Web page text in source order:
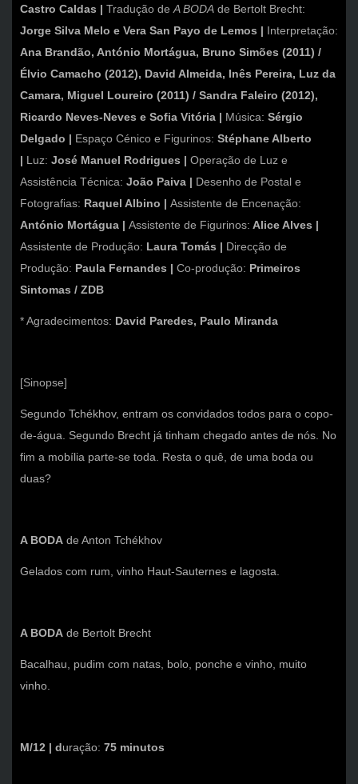
Castro Caldas | Tradução de A BODAde Bertolt Brecht:
Jorge Silva Melo e Vera San Payo de Lemos | Interpretação:
Ana Brandão, António Mortágua, Bruno Simões (2011) /
Élvio Camacho (2012), David Almeida, Inês Pereira, Luz da
Camara, Miguel Loureiro (2011) / Sandra Faleiro (2012),
Ricardo Neves-Neves e Sofia Vitória | Música: Sérgio
Delgado | Espaço Cénico e Figurinos: Stéphane Alberto
| Luz: José Manuel Rodrigues | Operação de Luz e
Assistência Técnica: João Paiva | Desenho de Postal e
Fotografias: Raquel Albino | Assistente de Encenação:
António Mortágua | Assistente de Figurinos: Alice Alves |
Assistente de Produção: Laura Tomás | Direcção de
Produção: Paula Fernandes | Co-produção: Primeiros
Sintomas / ZDB
* Agradecimentos: David Paredes, Paulo Miranda
[Sinopse]
Segundo Tchékhov, entram os convidados todos para o copo-
de-água. Segundo Brecht já tinham chegado antes de nós. No
fim a mobília parte-se toda. Resta o quê, de uma boda ou
duas?
A BODA de Anton Tchékhov
Gelados com rum, vinho Haut-Sauternes e lagosta.
A BODA de Bertolt Brecht
Bacalhau, pudim com natas, bolo, ponche e vinho, muito
vinho.
M/12 | duração: 75 minutos